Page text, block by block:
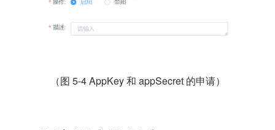
（图 5-4 AppKey 和 appSecret 的申请）